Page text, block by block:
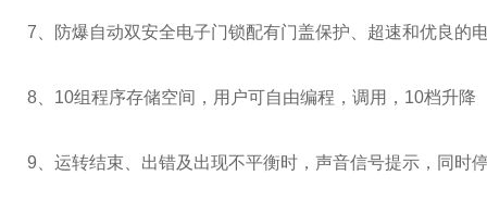
7、防爆自动双安全电子门锁配有门盖保护、超速和优良的
8、10组程序存储空间，用户可自由编程，调用，10档升降
9、运转结束、出错及出现不平衡时，声音信号提示，同时